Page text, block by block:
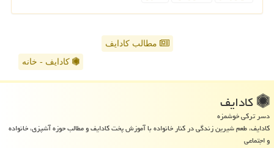
مطالب کادایف
کادایف - خانه
كادایف
دسر ترکی خوشمزه
کادایف، طعم شیرین زندگی در کنار خانواده با آموزش پخت کادایف و مطالب حوزه آشپزی، خانواده
و اجتماعی